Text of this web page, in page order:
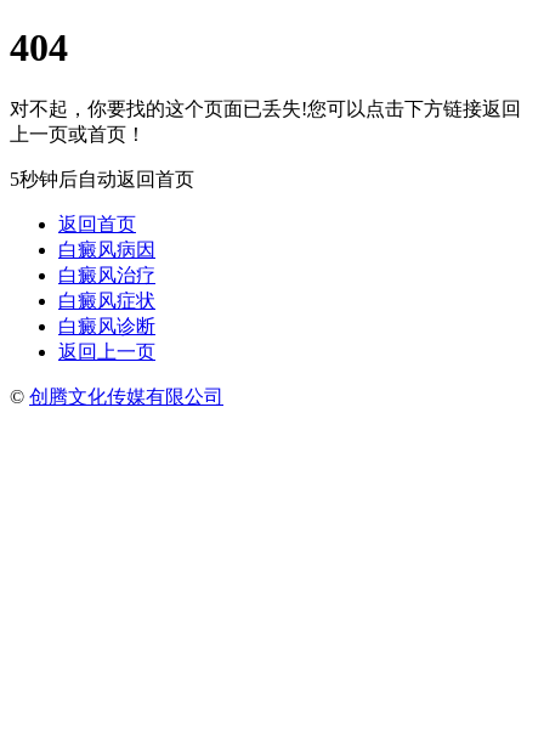
404
对不起，你要找的这个页面已丢失!您可以点击下方链接返回
上一页或首页！
5秒钟后自动返回首页
返回首页
白癜风病因
白癜风治疗
白癜风症状
白癜风诊断
返回上一页
© 创腾文化传媒有限公司